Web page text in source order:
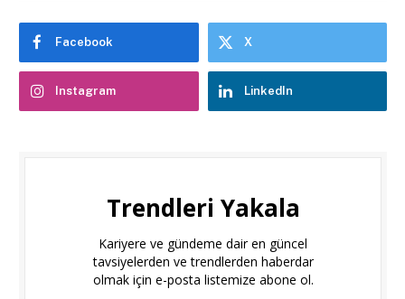
Facebook X
Instagram LinkedIn
Trendleri Yakala
Kariyere ve gündeme dair en güncel
tavsiyelerden ve trendlerden haberdar
olmak için e-posta listemize abone ol.